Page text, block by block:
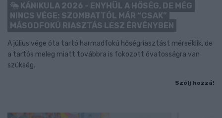
KÁNIKULA 2026 - ENYHÜL A HŐSÉG, DE MÉG
NINCS VÉGE: SZOMBATTÓL MÁR “CSAK”
MÁSODFOKÚ RIASZTÁS LESZ ÉRVÉNYBEN
A július vége óta tartó harmadfokú hőségriasztást mérséklik, de
a tartós meleg miatt továbbra is fokozott óvatosságra van
szükség.
Szólj hozzá!